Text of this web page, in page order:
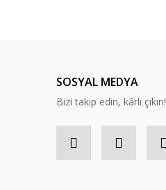
SOSYAL MEDYA
Bizi takip edin, kârlı çıkın!